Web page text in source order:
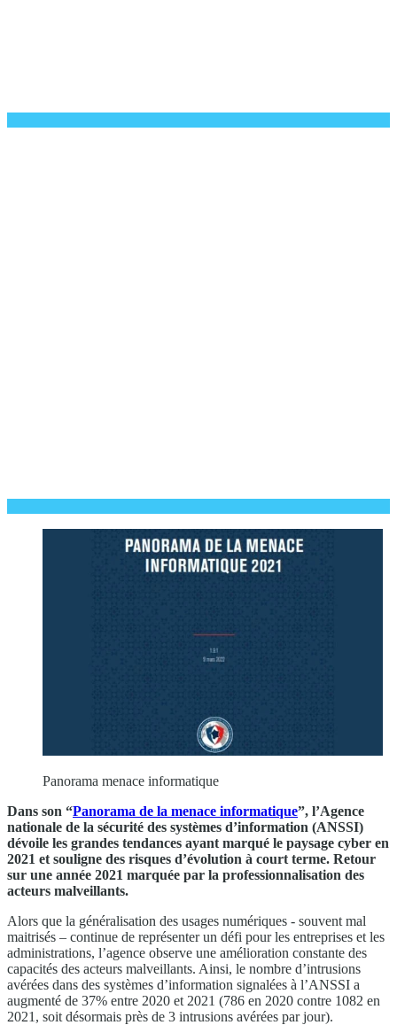
Panorama menace informatique
Dans son “Panorama de la menace informatique”, l’Agence
nationale de la sécurité des systèmes d’information (ANSSI)
dévoile les grandes tendances ayant marqué le paysage cyber en
2021 et souligne des risques d’évolution à court terme. Retour
sur une année 2021 marquée par la professionnalisation des
acteurs malveillants.
Alors que la généralisation des usages numériques - souvent mal
maitrisés – continue de représenter un défi pour les entreprises et les
administrations, l’agence observe une amélioration constante des
capacités des acteurs malveillants. Ainsi, le nombre d’intrusions
avérées dans des systèmes d’information signalées à l’ANSSI a
augmenté de 37% entre 2020 et 2021 (786 en 2020 contre 1082 en
2021, soit désormais près de 3 intrusions avérées par jour).